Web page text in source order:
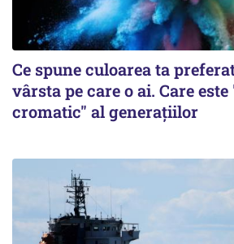
Ce spune culoarea ta
vârsta pe care o ai. Care
cromatic" al generațiilor